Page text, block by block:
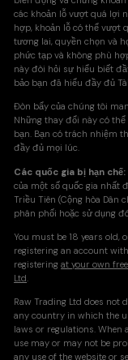
các khoản lỗ vượt quá lợi
hợp, khoản lỗ có thể vượt
tương lai, quyền chọn và
phức tạp và không phù
này đòi hỏi sự hiểu biết
bảo bạn đã hiểu đầy đủ
Đòn bẩy của chúng tôi
Những thay đổi này có
bạn. Bạn có trách nhiệm
đầy đủ mọi lúc.
Các quốc gia bị hạn chế:
của một số quốc gia nhất
Triều Tiên (Cộng hòa Dân
phân phối hoặc sử dụng
You must be 18 years old,
registering an account
registeringat your own
Ltd.
Raw Trading Ltd does not
any country in which the
laws or regulations.
use may or may not be
any use of the website or